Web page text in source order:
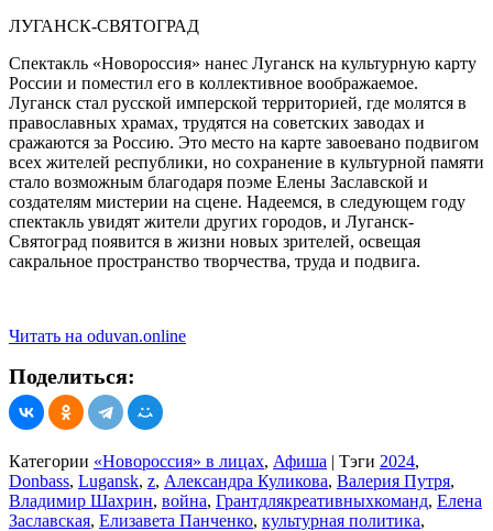
ЛУГАНСК-СВЯТОГРАД
Спектакль «Новороссия» нанес Луганск на культурную карту
России и поместил его в коллективное воображаемое.
Луганск стал русской имперской территорией, где молятся в
православных храмах, трудятся на советских заводах и
сражаются за Россию. Это место на карте завоевано подвигом
всех жителей республики, но сохранение в культурной памяти
стало возможным благодаря поэме Елены Заславской и
создателям мистерии на сцене. Надеемся, в следующем году
спектакль увидят жители других городов, и Луганск-
Святоград появится в жизни новых зрителей, освещая
сакральное пространство творчества, труда и подвига.
Читать на oduvan.online
Поделиться:
Категории «Новороссия» в лицах, Афиша | Тэги 2024,
Donbass, Lugansk, z, Александра Куликова, Валерия Путря,
Владимир Шахрин, война, Грантдлякреативныхкоманд, Елена
Заславская, Елизавета Панченко, культурная политика,